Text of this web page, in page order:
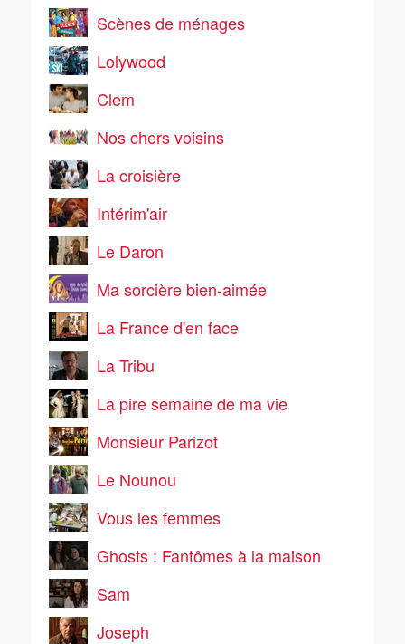
Scènes de ménages
Lolywood
Clem
Nos chers voisins
La croisière
Intérim'air
Le Daron
Ma sorcière bien-aimée
La France d'en face
La Tribu
La pire semaine de ma vie
Monsieur Parizot
Le Nounou
Vous les femmes
Ghosts : Fantômes à la maison
Sam
Joseph